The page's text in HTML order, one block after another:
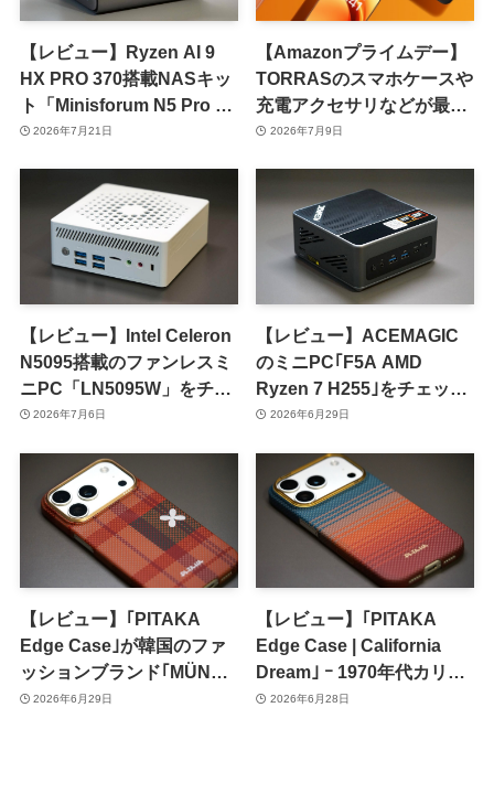
【レビュー】Ryzen AI 9
HX PRO 370搭載NASキッ
ト「Minisforum N5 Pro AI
NAS」をチェック
2026年7月21日
【Amazonプライムデー】
TORRASのスマホケースや
充電アクセサリなどが最大
40％オフに
2026年7月9日
【レビュー】Intel Celeron
N5095搭載のファンレスミ
ニPC「LN5095W」をチェ
ック
2026年7月6日
【レビュー】ACEMAGIC
のミニPC｢F5A AMD
Ryzen 7 H255｣をチェック
ｰ コスパ・拡張性・冷却性
モデルに
2026年6月29日
【レビュー】｢PITAKA
Edge Case｣が韓国のファ
ッションブランド｢MÜNN｣
とコラボ ｰ タータンチェッ
2026年6月29日
【レビュー】｢PITAKA
Edge Case | California
Dream｣ ｰ 1970年代カリフ
ォルニアの様々な“夕暮
2026年6月28日